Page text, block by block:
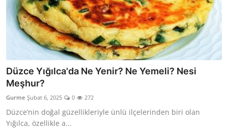
İletişim
Şehirler
Helal Gıda & Dini Hükümler
Gıda Güvenliği & Bilimi
Kalori & Diyet Rehberi
Mutfak Püf Noktaları & İpuçları
Düzce Yığılca'da Ne Yenir? Ne Yemeli? Nesi
Meşhur?
Gurme Şubat 6, 2025 0 272
Düzce’nin doğal güzellikleriyle ünlü ilçelerinden biri olan
Yığılca, özellikle a...